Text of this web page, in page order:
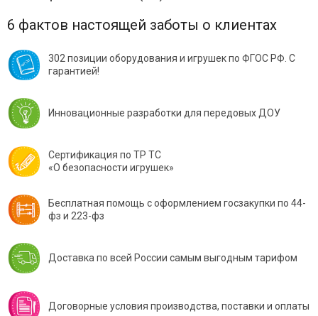
6 фактов настоящей заботы о клиентах
302 позиции оборудования и игрушек по ФГОС РФ. С
гарантией!
Инновационные разработки для передовых ДОУ
Сертификация по ТР ТС
«О безопасности игрушек»
Бесплатная помощь с оформлением госзакупки по 44-
фз и 223-фз
Доставка по всей России самым выгодным тарифом
Договорные условия производства, поставки и оплаты